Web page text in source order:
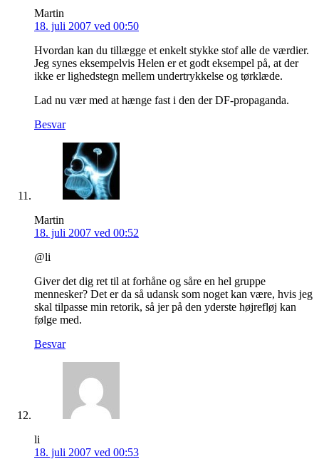
Martin
18. juli 2007 ved 00:50
Hvordan kan du tillægge et enkelt stykke stof alle de værdier.
Jeg synes eksempelvis Helen er et godt eksempel på, at der
ikke er lighedstegn mellem undertrykkelse og tørklæde.
Lad nu vær med at hænge fast i den der DF-propaganda.
Besvar
Martin
18. juli 2007 ved 00:52
@li
Giver det dig ret til at forhåne og såre en hel gruppe
mennesker? Det er da så udansk som noget kan være, hvis jeg
skal tilpasse min retorik, så jer på den yderste højrefløj kan
følge med.
Besvar
li
18. juli 2007 ved 00:53